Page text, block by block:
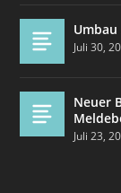
Juli 30,
Neuer
Juli 23,